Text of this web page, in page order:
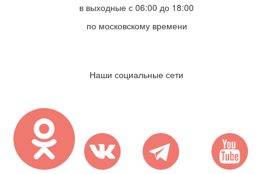
в выходные с 06:00 до 18:00
по московскому времени
Наши социальные сети